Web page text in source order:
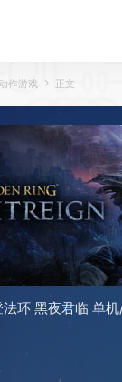
动作游戏 正文
法环 黑夜君临 单